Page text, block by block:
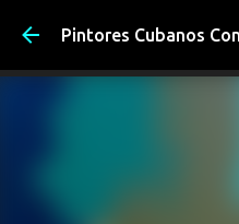
Ir al
Pintores Cubanos